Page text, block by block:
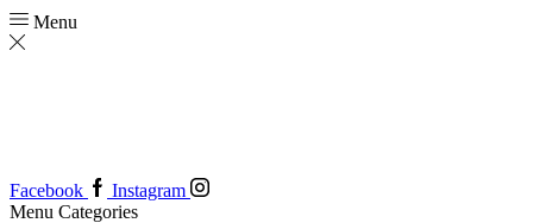
Menu
Facebook
Instagram
Menu Categories